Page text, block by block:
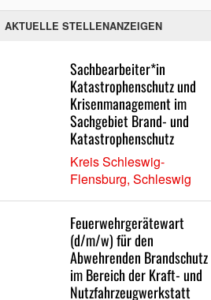
AKTUELLE STELLENANZEIGEN
Sachbearbeiter*in
Katastrophenschutz und
Krisenmanagement im
Sachgebiet Brand- und
Katastrophenschutz
Kreis Schleswig-
Flensburg, Schleswig
Feuerwehrgerätewart
(d/m/w) für den
Abwehrenden Brandschutz
im Bereich der Kraft- und
Nutzfahrzeugwerkstatt